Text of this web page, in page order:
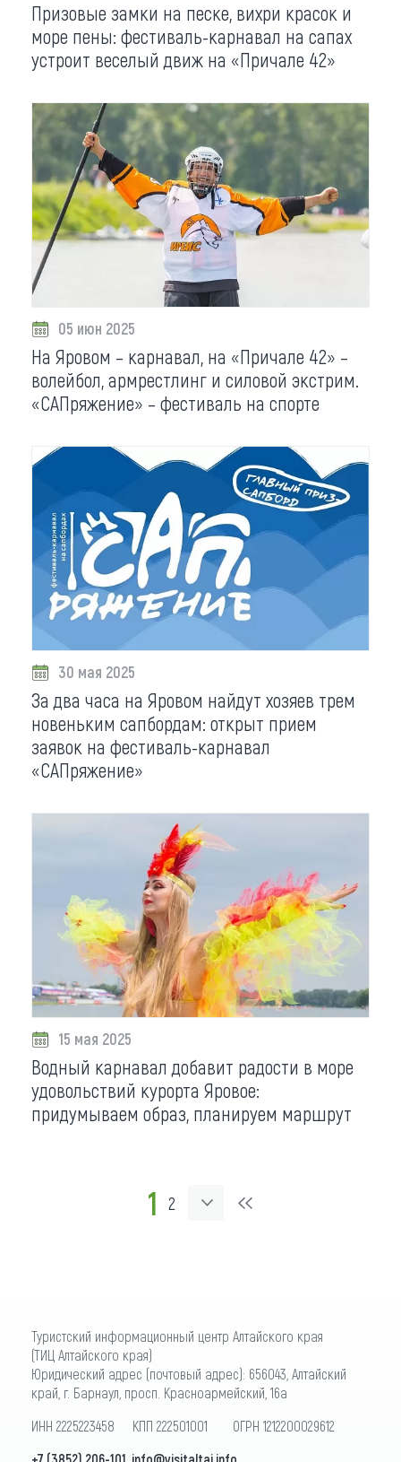
Призовые замки на песке, вихри красок и
море пены: фестиваль-карнавал на сапах
устроит веселый движ на «Причале 42»
05 июн 2025
На Яровом – карнавал, на «Причале 42» –
волейбол, армрестлинг и силовой экстрим.
«САПряжение» – фестиваль на спорте
30 мая 2025
За два часа на Яровом найдут хозяев трем
новеньким сапбордам: открыт прием
заявок на фестиваль-карнавал
«САПряжение»
15 мая 2025
Водный карнавал добавит радости в море
удовольствий курорта Яровое:
придумываем образ, планируем маршрут
1 2
Туристский информационный центр Алтайского края
(ТИЦ Алтайского края)
Юридический адрес (почтовый адрес): 656043, Алтайский
край, г. Барнаул, просп. Красноармейский, 16а
ИНН 2225223458 КПП 222501001 ОГРН 1212200029612